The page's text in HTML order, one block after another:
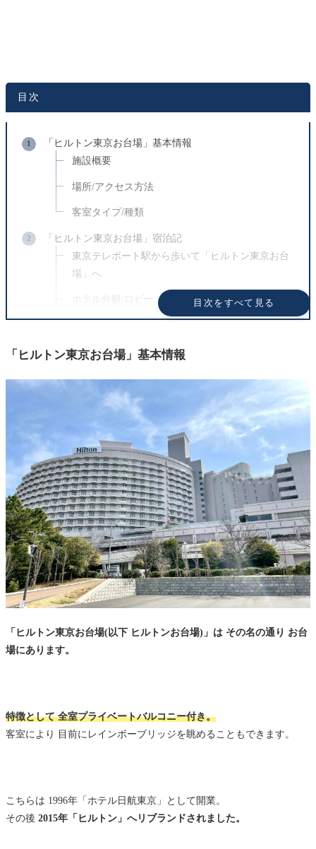
記事内にはアフィリエイトリンクを含む場合がありま
商品やサービスは実体験や信頼できる情報をもとに掲
載しています。
外部サイトで提供される情報については一切の責任を
負いかねます。
目次
目次をすべて見る
「ヒルトン東京お台場」基本情報
施設概要
場所/アクセス方法
客室タイプ/種類
「ヒルトン東京お台場」宿泊記
東京テレポート駅から歩いて「ヒルトン東京お台
場」へ
ホテル外観/ロビー
「デラックスキング」客室紹介
「ヒルトン東京お台場」朝食
「ヒルトン東京お台場」周辺 おすすめランニング
コース
チェックアウト
「ヒルトン東京お台場」館内施設
「ゴールド会員」で受けた特典/サービス
会員ランクごとの特典まとめ
ヒルトンアメックスなら宿泊せずお得に上級会員になれ
る
「ヒルトン東京お台場」予約方法
予約サイトを利用してお得に宿泊
まとめ：記念日利用なら事前に眺望を確認しよう
ホテル予約+口コミ
「ヒルトン東京お台場」基本情報
「ヒルトン東京お台場(以下 ヒルトンお台場)」は その名の通り お台
場にあります。
特徴として 全室プライベートバルコニー付き。
客室により 目前にレインボーブリッジを眺めることもできます。
こちらは 1996年「ホテル日航東京」として開業。
その後 2015年「ヒルトン」へリブランドされました。